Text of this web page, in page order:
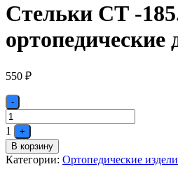
Стельки СТ -
ортопедические
550 ₽
Quantity
-
1
+
В корзину
Категории: Ортопедические